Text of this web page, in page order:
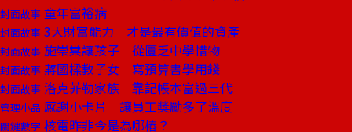
封面故事 童年富裕病
封面故事 3大財富能力 才是最有價值的資產
封面故事 施崇棠讓孩子 從匱乏中學惜物
封面故事 蔣國樑教子女 寫預算書學用錢
封面故事 洛克菲勒家族 靠記帳本富過三代
管理小品 感謝小卡片 讓員工獎勵多了溫度
關鍵數字 核電昨非今是為哪樁？